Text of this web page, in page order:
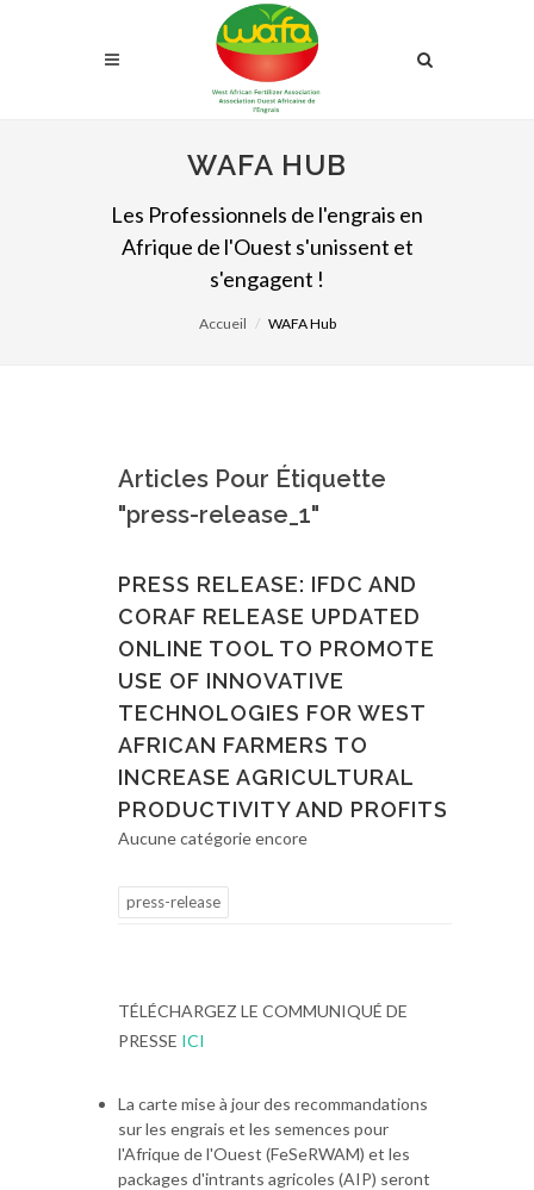
WAFA HUB
Les Professionnels de l'engrais en
Afrique de l'Ouest s'unissent et
s'engagent !
Accueil WAFA Hub
Articles Pour Étiquette
"press-release_1"
PRESS RELEASE: IFDC AND
CORAF RELEASE UPDATED
ONLINE TOOL TO PROMOTE
USE OF INNOVATIVE
TECHNOLOGIES FOR WEST
AFRICAN FARMERS TO
INCREASE AGRICULTURAL
PRODUCTIVITY AND PROFITS
Aucune catégorie encore
press-release
TÉLÉCHARGEZ LE COMMUNIQUÉ DE
PRESSE ICI
La carte mise à jour des recommandations
sur les engrais et les semences pour
l'Afrique de l'Ouest (FeSeRWAM) et les
packages d'intrants agricoles (AIP) seront